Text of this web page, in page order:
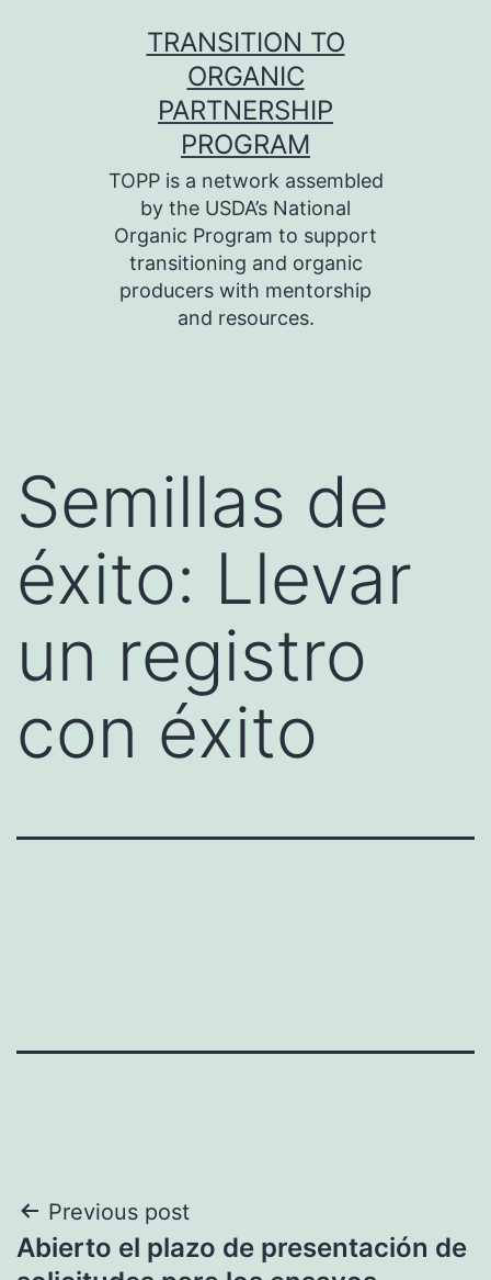
TRANSITION TO
ORGANIC
PARTNERSHIP
PROGRAM
TOPP is a network assembled
by the USDA’s National
Organic Program to support
transitioning and organic
producers with mentorship
and resources.
Semillas de
éxito: Llevar
un registro
con éxito
Navegación
de
Previous post
Abierto el plazo de presentación de